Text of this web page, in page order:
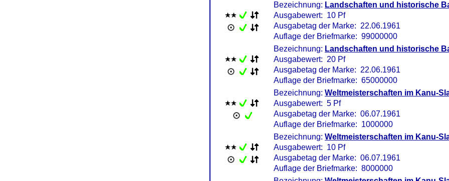
Bezeichnung: Landschaften und historische
Ausgabewert: 10 Pf
Ausgabetag der Marke: 22.06.1961
Auflage der Briefmarke: 99000000
Bezeichnung: Landschaften und historische
Ausgabewert: 20 Pf
Ausgabetag der Marke: 22.06.1961
Auflage der Briefmarke: 65000000
Bezeichnung: Weltmeisterschaften im Kanu-
Ausgabewert: 5 Pf
Ausgabetag der Marke: 06.07.1961
Auflage der Briefmarke: 1000000
Bezeichnung: Weltmeisterschaften im Kanu-
Ausgabewert: 10 Pf
Ausgabetag der Marke: 06.07.1961
Auflage der Briefmarke: 8000000